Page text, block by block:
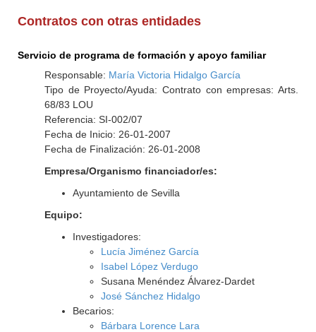
Contratos con otras entidades
Servicio de programa de formación y apoyo familiar
Responsable: María Victoria Hidalgo García
Tipo de Proyecto/Ayuda: Contrato con empresas: Arts.
68/83 LOU
Referencia: SI-002/07
Fecha de Inicio: 26-01-2007
Fecha de Finalización: 26-01-2008
Empresa/Organismo financiador/es:
Ayuntamiento de Sevilla
Equipo:
Investigadores:
Lucía Jiménez García
Isabel López Verdugo
Susana Menéndez Álvarez-Dardet
José Sánchez Hidalgo
Becarios:
Bárbara Lorence Lara